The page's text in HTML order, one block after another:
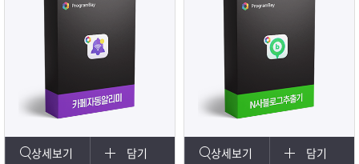
상세보기 담기 상세보기 담기